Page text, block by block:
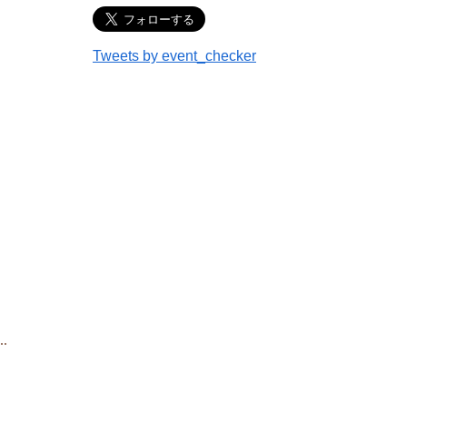
Tweets by event_checker